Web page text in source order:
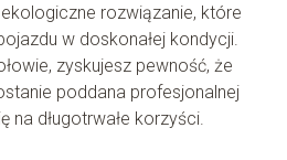
rozwiązanie, które
w doskonałej kondycji.
zyskujesz pewność, że
poddana profesjonalnej
na długotrwałe korzyści.